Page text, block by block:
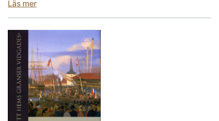
Läs mer